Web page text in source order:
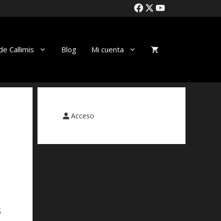
Callimis Blog Mi cuenta
Acceso